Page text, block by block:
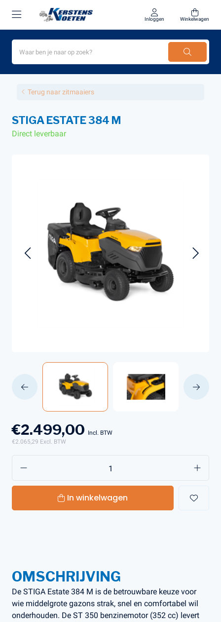
Inloggen Winkelwagen
Terug naar zitmaaiers
STIGA ESTATE 384 M
Direct leverbaar
€2.499,00 Incl. BTW
€2.065,29 Excl. BTW
In winkelwagen
OMSCHRIJVING
De STIGA Estate 384 M is de betrouwbare keuze voor
wie middelgrote gazons strak, snel en comfortabel wil
onderhouden. De ST 350 benzinemotor (352 cc) levert